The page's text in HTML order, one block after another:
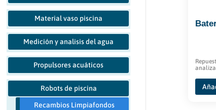
Material vaso piscina
Medición y analisis del agua
Propulsores acuáticos
Robots de piscina
Recambios Limpiafondos